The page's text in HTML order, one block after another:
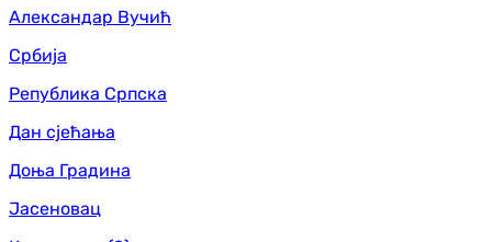
Александар Вучић
Србија
Република Српска
Дан сјећања
Доња Градина
Јасеновац